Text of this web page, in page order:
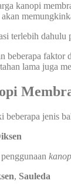
kanopi
terlebih dahulu
beberapa faktor
lama juga
jenis
, Sauleda